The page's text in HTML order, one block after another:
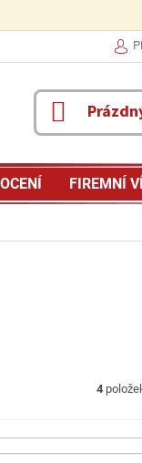
KOŠÍK
FIREMNÍ
4